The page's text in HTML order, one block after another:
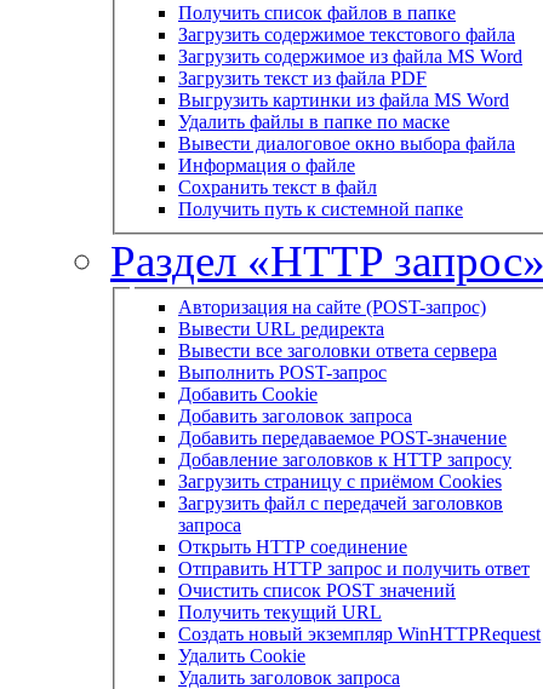
Получить список файлов в папке
Загрузить содержимое текстового файла
Загрузить содержимое из файла MS Word
Загрузить текст из файла PDF
Выгрузить картинки из файла MS Word
Удалить файлы в папке по маске
Вывести диалоговое окно выбора файла
Информация о файле
Сохранить текст в файл
Получить путь к системной папке
Раздел «HTTP
Авторизация на сайте (POST-запрос)
Вывести URL редиректа
Вывести все заголовки ответа сервера
Выполнить POST-запрос
Добавить Cookie
Добавить заголовок запроса
Добавить передаваемое POST-значение
Добавление заголовков к HTTP запросу
Загрузить страницу с приёмом Cookies
Загрузить файл с передачей заголовков
запроса
Открыть HTTP соединение
Отправить HTTP запрос и получить ответ
Очистить список POST значений
Получить текущий URL
Создать новый экземпляр WinHTTPRequest
Удалить Cookie
Удалить заголовок запроса